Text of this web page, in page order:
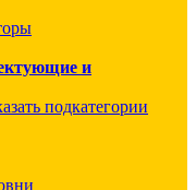
и
подкатегории